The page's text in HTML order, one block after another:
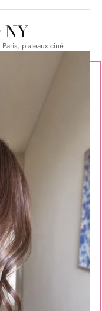
NY
plateaux ciné